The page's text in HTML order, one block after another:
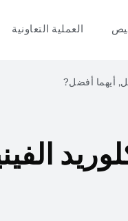
العملية التعاونية
أيهما أفضل?